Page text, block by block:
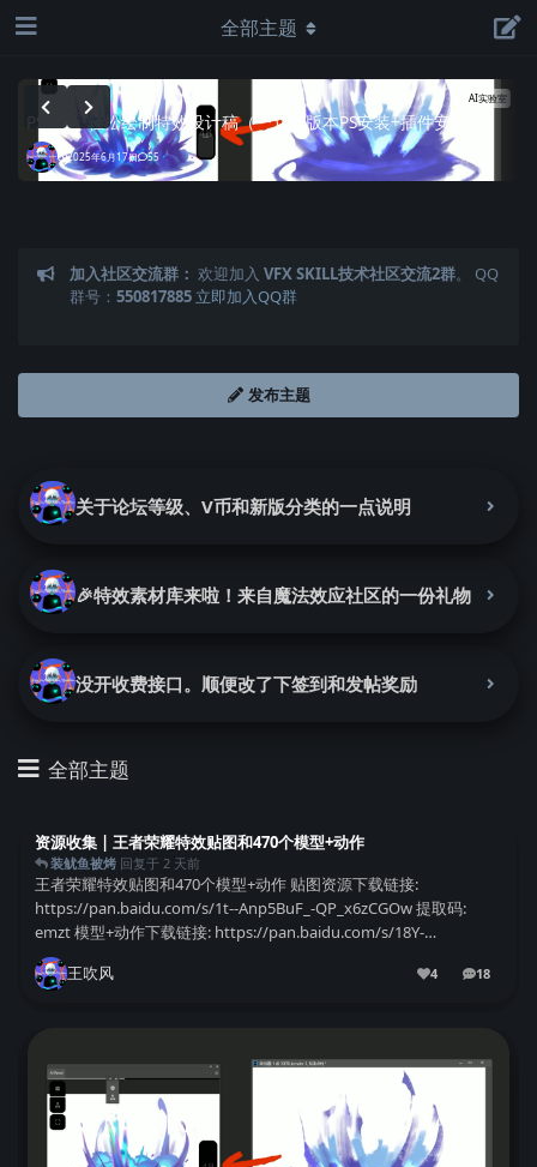
AI实验室
PS+AI：轻松绘制特效设计稿（一）高版本PS安装+插件安装
2025年6月17日 55
加入社区交流群： 欢迎加入 VFX SKILL技术社区交流2群。 QQ
群号： 550817885 立即加入QQ群
全部主题
发布主题
关于论坛等级、V币和新版分类的一点说明
🎉特效素材库来啦！来自魔法效应社区的一份礼物
没开收费接口。顺便改了下签到和发帖奖励
全部主题
资源收集 | 王者荣耀特效贴图和470个模型+动作
装鱿鱼被烤回复于 2 天前
王者荣耀特效贴图和470个模型+动作 贴图资源下载链接:
https://pan.baidu.com/s/1t--Anp5BuF_-QP_x6zCGOw 提取码:
emzt 模型+动作下载链接: https://pan.baidu.com/s/18Y-
bS4f46iDNbsie_...
王吹风
4 18
18条回复